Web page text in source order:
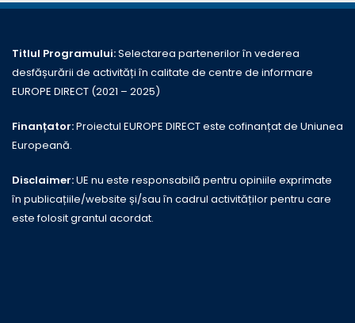
Titlul Programului:Selectarea partenerilor în vederea
desfășurării de activități în calitate de centre de informare
EUROPE DIRECT (2021 – 2025)
Finanțator:Proiectul EUROPE DIRECT este cofinanțat de Uniunea
Europeană.
Disclaimer:UE nu este responsabilă pentru opiniile exprimate
în publicațiile/website și/sau în cadrul activităților pentru care
este folosit grantul acordat.